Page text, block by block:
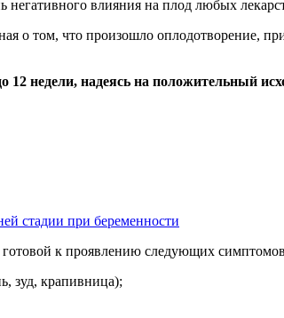
негативного влияния на плод любых
о том, что произошло
недели, надеясь на положительный
стадии при беременности
к проявлению следующих
зуд, крапивница);